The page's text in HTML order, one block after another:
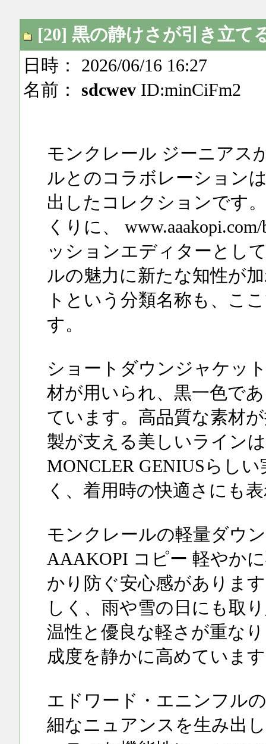
[20] 黒の静けさが引き立て
日時： 2026/06/16 16:27
名前： sdcwevID:minCiFm2
モンクレール ジーニアス
ルとのコラボレーション
出したコレクションです
くりに、
ッションエディターとし
ルの魅力に新たな知性が
トという分類名称も、こ
す。
ショートダウンジャケッ
材が用いられ、黒一色で
ています。高品質な素材
製が支える美しいライン
MONCLER GENIUSらし
く、着用時の快適さにも
モンクレールの軽量ダウ
AAAKOPI コピー 軽やか
かり防ぐ安心感がありま
しく、雨や雪の日にも取
温性と優良な軽さが重な
成度を静かに高めていま
エドワード・エニンフル
細なニュアンスを生み出